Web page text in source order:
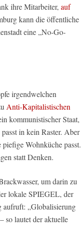
ihre Mitarbeiter, auf
kann die öffentliche
eine „No-Go-
irgendwelchen
Anti-Kapitalistischen
kommunistischer Staat,
in kein Raster. Aber
Wohnküche passt.
statt Denken.
um darin zu
lokaleSPIEGEL, der
aufruft: „Globalisierung
– so lautet der aktuelle